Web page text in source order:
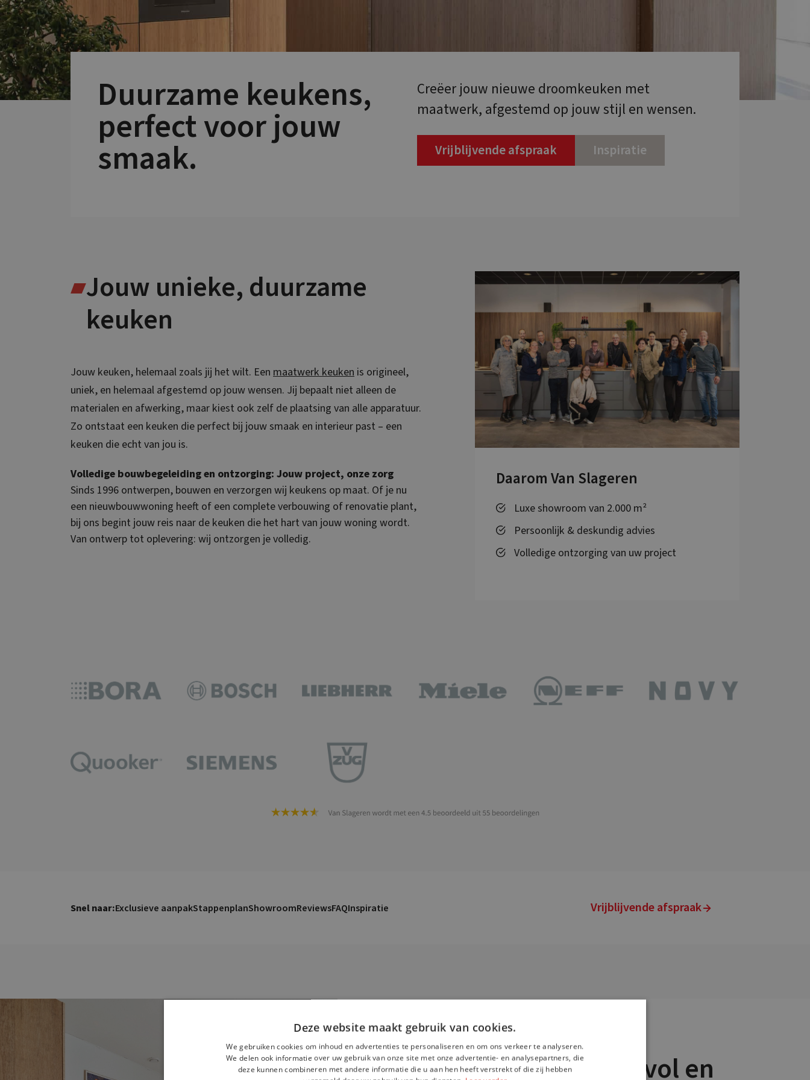
Duurzame keukens,
perfect voor jouw
smaak.
Creëer jouw nieuwe droomkeuken met
maatwerk, afgestemd op jouw stijl en wensen.
Vrijblijvende afspraak Inspiratie
Jouw unieke, duurzame
keuken
Jouw keuken, helemaal zoals jij het wilt. Een maatwerk keuken is origineel,
uniek, en helemaal afgestemd op jouw wensen. Jij bepaalt niet alleen de
materialen en afwerking, maar kiest ook zelf de plaatsing van alle apparatuur.
Zo ontstaat een keuken die perfect bij jouw smaak en interieur past – een
keuken die echt van jou is.
Volledige bouwbegeleiding en ontzorging: Jouw project, onze zorg
Sinds 1996 ontwerpen, bouwen en verzorgen wij keukens op maat. Of je nu
een nieuwbouwwoning heeft of een complete verbouwing of renovatie plant,
bij ons begint jouw reis naar de keuken die het hart van jouw woning wordt.
Van ontwerp tot oplevering: wij ontzorgen je volledig.
Daarom Van Slageren
Luxe showroom van 2.000 m²
Persoonlijk & deskundig advies
Volledige ontzorging van uw project
Snel naar:Exclusieve aanpakStappenplanShowroomReviewsFAQInspiratie Vrijblijvende afspraak
Duurzame keuken: stijlvol en
Deze website maakt gebruik van cookies.
We gebruiken cookies om inhoud en advertenties te personaliseren en om ons verkeer te analyseren.
We delen ook informatie over uw gebruik van onze site met onze advertentie- en analysepartners, die
deze kunnen combineren met andere informatie die u aan hen heeft verstrekt of die zij hebben